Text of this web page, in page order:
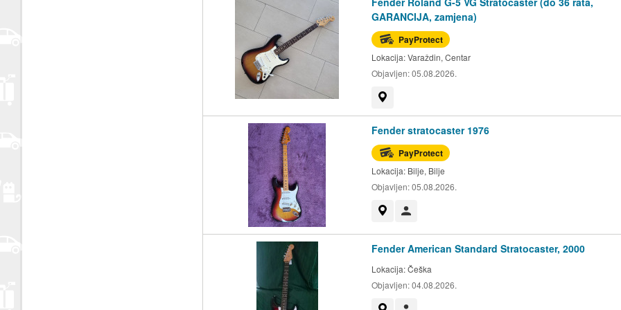
GARANCIJA, zamjena)
PayProtect
Lokacija:Varaždin, Centar
Objavljen:05.08.2026.
Fender stratocaster 1976
PayProtect
Lokacija: Bilje, Bilje
Objavljen:05.08.2026.
Fender American Standard Stratocaster, 2000
Lokacija:Češka
Objavljen:04.08.2026.